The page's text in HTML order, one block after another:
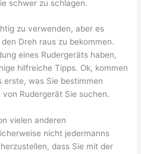
schwer zu schlagen.
zu verwenden, aber es
Dreh raus zu bekommen.
eines Rudergeräts haben,
hilfreiche Tipps. Ok, kommen
erste, was Sie bestimmen
Rudergerät Sie suchen.
vielen anderen
nicht jedermanns
dass Sie mit der